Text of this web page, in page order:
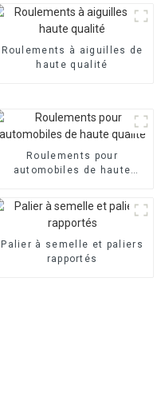
Roulements à aiguilles de
haute qualité
Roulements pour
automobiles de haute
Palier à semelle et paliers
rapportés